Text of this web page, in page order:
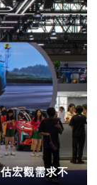
宏觀需求不